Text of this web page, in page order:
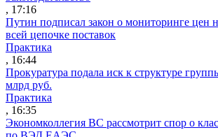
, 17:16
Путин подписал закон о мониторинге цен
всей цепочке поставок
Практика
, 16:44
Прокуратура подала иск к структуре
млрд руб.
Практика
, 16:35
Экономколлегия ВС рассмотрит спор о